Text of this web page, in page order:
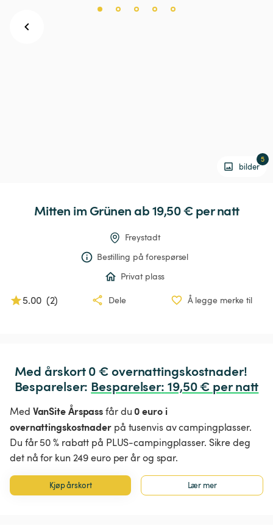
bilder
5
Mitten im Grünen ab 19,50 € per natt
Freystadt
Bestilling på forespørsel
Privat plass
5.00 (2) Dele Å legge merke til
Med årskort 0 € overnattingskostnader!
Besparelser: Besparelser: 19,50 € per natt
Med VanSite Årspassfår du0 euro i
overnattingskostnaderpå tusenvis av campingplasser.
Du får 50 % rabatt på PLUS-campingplasser. Sikre deg
det nå for kun 249 euro per år og spar.
Kjøp årskort Lær mer